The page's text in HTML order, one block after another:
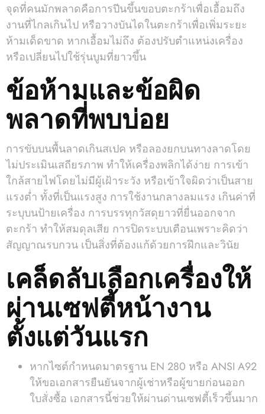
จุดที่คนมักพลาดคือการปีนขึ้นขอบตะกร้าเพื่อเอื้อมถึง
งานที่ไกลเกินไป หรือวางบันไดในตะกร้าเพื่อเพิ่มระยะ
ห้ามเด็ดขาด หากเอื้อมไม่ถึง ต้องปรับตำแหน่งเครื่อง
หรือเปลี่ยนไปใช้รุ่นบูมที่ยาวขึ้น
ข้อห้ามและข้อผิด
พลาดที่พบบ่อย
การขับบนพื้นลาดเกินสเปค หรือลองยกบนทางลาดโดย
ไม่ประเมินเสถียรภาพ ทำให้เครื่องพลิกได้ง่าย การเข้า
ใกล้สายไฟโดยไม่มีผู้เฝ้าระวัง หรือเข้าใจผิดว่าเป็นสาย
แรงต่ำ ทั้งที่เป็นแรงสูง การใช้งานกลางลมแรง เกินค่าที่
ระบุบนป้ายเครื่อง การบรรทุกวัสดุยาวที่ยื่นออกจาก
ตะกร้า ทำให้สมดุลเสีย การปิดระบบเตือนเพราะคิดว่า
สัญญาณรบกวน เป็นสิ่งที่ต้องแก้ด้วยการฝึกและวินัย
เคล็ดลับเลือกเครื่องให้
ผ่านเซฟตี้หน้างาน
ตั้งแต่วันแรก
หากไซต์กำหนดมาตรฐาน EN 280 หรือ ANSI A92
ให้ขอเอกสารยืนยันจากผู้เช่าหรือผู้ขายก่อนออก
ใบสั่งซื้อ เอกสารนี้ช่วยให้ผ่านด่านเซฟตี้เร็วขึ้นมาก